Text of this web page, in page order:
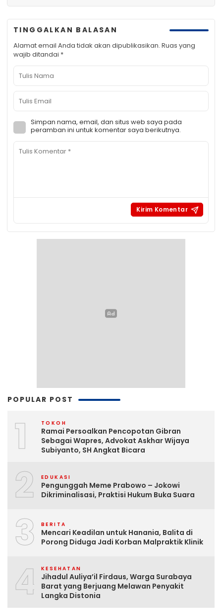
TINGGALKAN BALASAN
Alamat email Anda tidak akan dipublikasikan. Ruas yang
wajib ditandai *
Simpan nama, email, dan situs web saya pada
peramban ini untuk komentar saya berikutnya.
POPULAR POST
1 TOKOH
Ramai Persoalkan Pencopotan Gibran
Sebagai Wapres, Advokat Askhar Wijaya
Subiyanto, SH Angkat Bicara
2 EDUKASI
Pengunggah Meme Prabowo – Jokowi
Dikriminalisasi, Praktisi Hukum Buka Suara
3 BERITA
Mencari Keadilan untuk Hanania, Balita di
Porong Diduga Jadi Korban Malpraktik Klinik
4 KESEHATAN
Jihadul Auliya’il Firdaus, Warga Surabaya
Barat yang Berjuang Melawan Penyakit
Langka Distonia